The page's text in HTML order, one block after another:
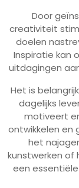
Door
creativiteit
doelen
Inspiratie kan
uitdagingen
Het is
dagelijks
motiveert
ontwikkelen en
het
kunstwerken of
een